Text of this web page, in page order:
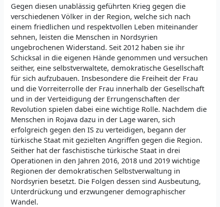
Gegen diesen unablässig geführten Krieg gegen die
verschiedenen Völker in der Region, welche sich nach
einem friedlichen und respektvollen Leben miteinander
sehnen, leisten die Menschen in Nordsyrien
ungebrochenen Widerstand. Seit 2012 haben sie ihr
Schicksal in die eigenen Hände genommen und versuchen
seither, eine selbstverwaltete, demokratische Gesellschaft
für sich aufzubauen. Insbesondere die Freiheit der Frau
und die Vorreiterrolle der Frau innerhalb der Gesellschaft
und in der Verteidigung der Errungenschaften der
Revolution spielen dabei eine wichtige Rolle. Nachdem die
Menschen in Rojava dazu in der Lage waren, sich
erfolgreich gegen den IS zu verteidigen, begann der
türkische Staat mit gezielten Angriffen gegen die Region.
Seither hat der faschistische türkische Staat in drei
Operationen in den Jahren 2016, 2018 und 2019 wichtige
Regionen der demokratischen Selbstverwaltung in
Nordsyrien besetzt. Die Folgen dessen sind Ausbeutung,
Unterdrückung und erzwungener demographischer
Wandel.